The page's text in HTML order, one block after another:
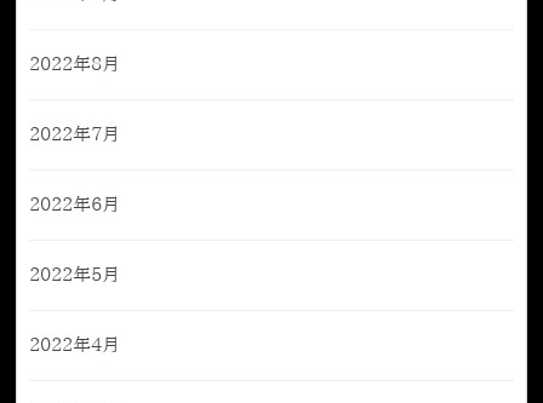
2022年8月
2022年7月
2022年6月
2022年5月
2022年4月